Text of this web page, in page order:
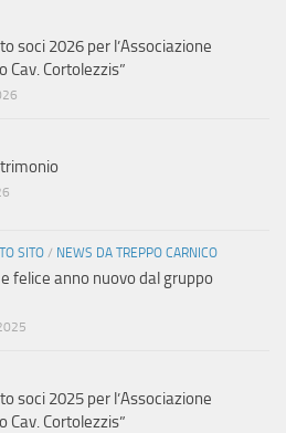
soci 2026 per l’Associazione
Cav. Cortolezzis”
SITO / NEWS DA TREPPO CARNICO
felice anno nuovo dal gruppo
soci 2025 per l’Associazione
Cav. Cortolezzis”